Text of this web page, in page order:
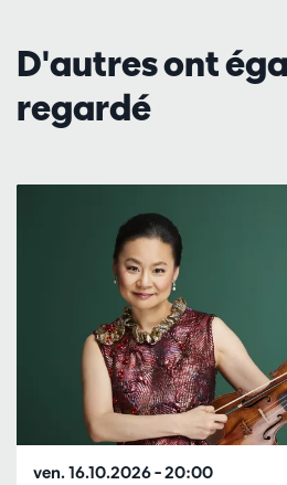
D'autres ont
regardé
ven. 16.10.2026– 20:00